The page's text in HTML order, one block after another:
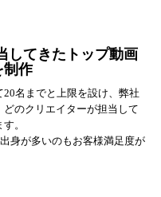
してきたトップ動画
制作
名までと上限を設け、弊社
のクリエイターが担当して
。
身が多いのもお客様満足度が